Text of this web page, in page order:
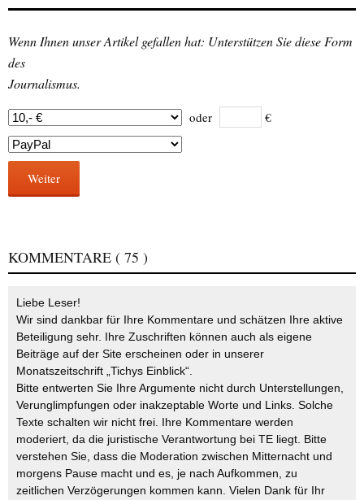
Wenn Ihnen unser Artikel gefallen hat: Unterstützen Sie diese Form
des
Journalismus.
oder €
Weiter
KOMMENTARE ( 75 )
Liebe Leser!
Wir sind dankbar für Ihre Kommentare und schätzen Ihre aktive
Beteiligung sehr. Ihre Zuschriften können auch als eigene
Beiträge auf der Site erscheinen oder in unserer
Monatszeitschrift „Tichys Einblick“.
Bitte entwerten Sie Ihre Argumente nicht durch Unterstellungen,
Verunglimpfungen oder inakzeptable Worte und Links. Solche
Texte schalten wir nicht frei. Ihre Kommentare werden
moderiert, da die juristische Verantwortung bei TE liegt. Bitte
verstehen Sie, dass die Moderation zwischen Mitternacht und
morgens Pause macht und es, je nach Aufkommen, zu
zeitlichen Verzögerungen kommen kann. Vielen Dank für Ihr